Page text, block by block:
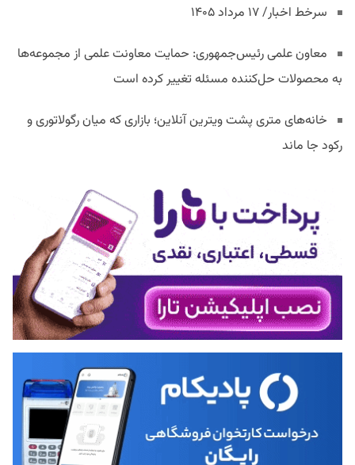
سرخط اخبار/ ۱۷ مرداد ۱۴۰۵
معاون علمی رئیس‌جمهوری: حمایت معاونت علمی از مجموعه‌ها
به محصولات حل‌کننده مسئله تغییر کرده است
خانه‌های متری پشت ویترین آنلاین؛ بازاری که میان رگولاتوری و
رکود جا ماند